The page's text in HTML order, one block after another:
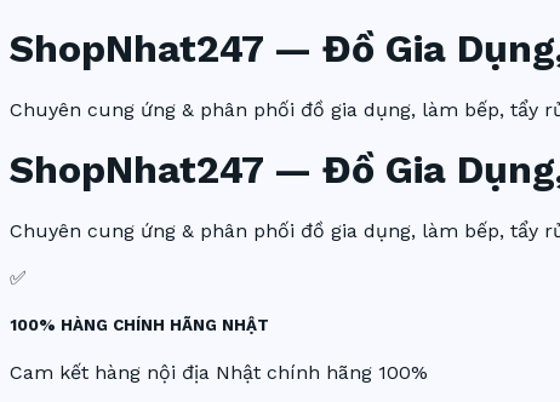
ShopNhat247 — Đồ Gia
Chuyên cung ứng & phân phối đồ gia dụng, làm bếp, tẩy
ShopNhat247 — Đồ Gia
Chuyên cung ứng & phân phối đồ gia dụng, làm bếp, tẩy
✅
100% HÀNG CHÍNH HÃNG NHẬT
Cam kết hàng nội địa Nhật chính hãng 100%